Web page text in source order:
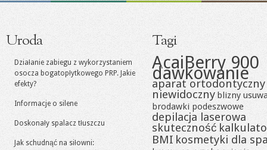
Uroda
Działanie zabiegu z wykorzystaniem
osocza bogatopłytkowego PRP. Jakie
efekty?
Informacje o silene
Doskonały spalacz tłuszczu
Jak schudnąć na siłowni:
Tagi
AcaiBerry 900
dawkowanie
aparat ortodontyczny
niewidoczny blizny
brodawki podeszwowe
depilacja laserowa
skuteczność
BMI kosmetyki dla